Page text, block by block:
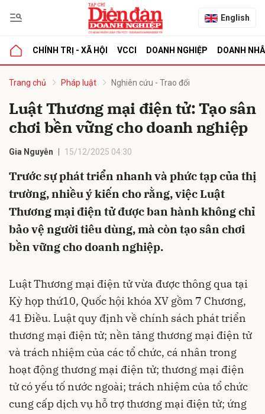
English
CHÍNH TRỊ - XÃ HỘI VCCI DOANH NGHIỆP DOANH
Trang chủ Pháp luật Nghiên cứu - Trao đổi
Luật Thương mại điện tử: Tạo sân
chơi bền vững cho doanh nghiệp
Gia Nguyễn 15/12/2025 04:30
Trước sự phát triển nhanh và phức tạp của thị
trường, nhiều ý kiến cho rằng, việc Luật
Thương mại điện tử được ban hành không chỉ
bảo vệ người tiêu dùng, mà còn tạo sân chơi
bền vững cho doanh nghiệp.
Luật Thương mại điện tử vừa được thông qua tại
Kỳ họp thứ10, Quốc hội khóa XV gồm 7 Chương,
41 Điều. Luật quy định về chính sách phát triển
thương mại điện tử; nền tảng thương mại điện tử
và trách nhiệm của các tổ chức, cá nhân trong
hoạt động thương mại điện tử; thương mại điện
tử có yếu tố nước ngoài; trách nhiệm của tổ chức
cung cấp dịch vụ hỗ trợ thương mại điện tử; ứng
luận
Hủy